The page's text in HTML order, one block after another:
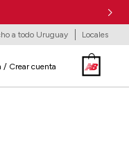
a todo Uruguay Locales